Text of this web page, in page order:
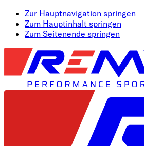
Zur Hauptnavigation springen
Zum Hauptinhalt springen
Zum Seitenende springen